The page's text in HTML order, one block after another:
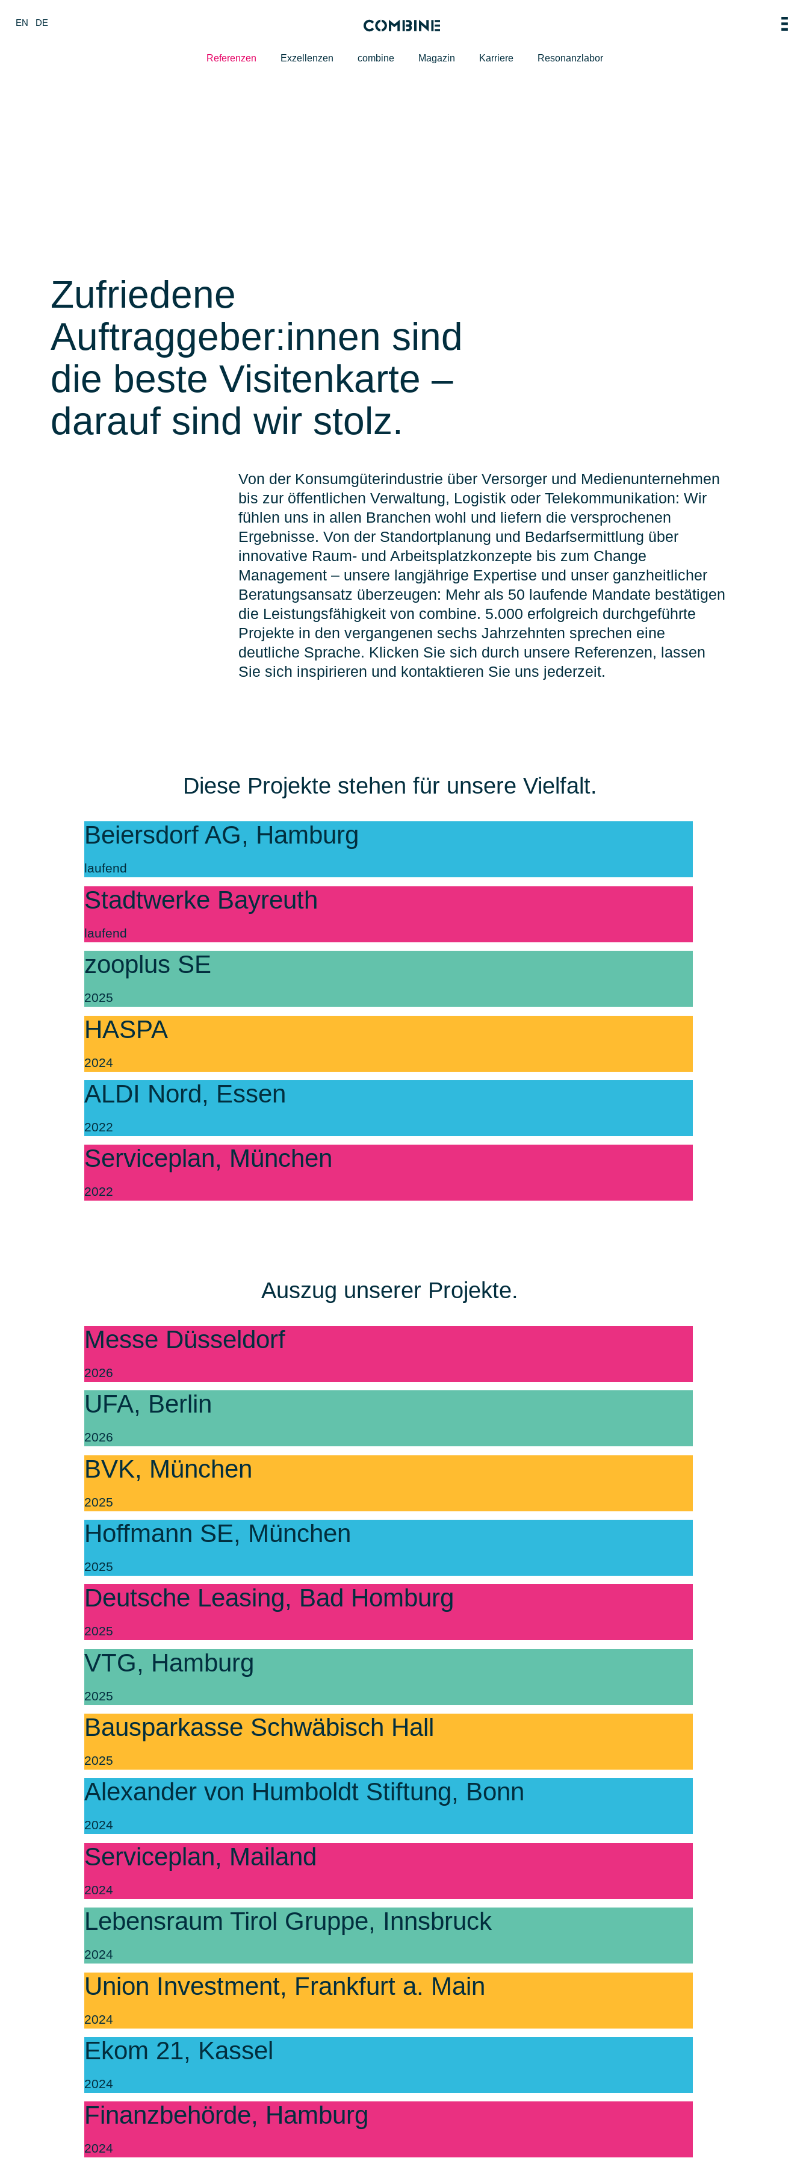
EN DE
Referenzen Exzellenzen combine Magazin Karriere Resonanzlabor
Zufriedene
Auftraggeber:innen sind
die beste Visitenkarte –
darauf sind wir stolz.
Von der Konsumgüterindustrie über Versorger und Medienunternehmen
bis zur öffentlichen Verwaltung, Logistik oder Telekommunikation: Wir
fühlen uns in allen Branchen wohl und liefern die versprochenen
Ergebnisse. Von der Standortplanung und Bedarfsermittlung über
innovative Raum- und Arbeitsplatzkonzepte bis zum Change
Management – unsere langjährige Expertise und unser ganzheitlicher
Beratungsansatz überzeugen: Mehr als 50 laufende Mandate bestätigen
die Leistungsfähigkeit von combine. 5.000 erfolgreich durchgeführte
Projekte in den vergangenen sechs Jahrzehnten sprechen eine
deutliche Sprache. Klicken Sie sich durch unsere Referenzen, lassen
Sie sich inspirieren und kontaktieren Sie uns jederzeit.
Diese Projekte stehen für unsere Vielfalt.
Beiersdorf AG, Hamburg
laufend
Stadtwerke Bayreuth
laufend
zooplus SE
2025
HASPA
2024
ALDI Nord, Essen
2022
Serviceplan, München
2022
Auszug unserer Projekte.
Messe Düsseldorf
2026
UFA, Berlin
2026
BVK, München
2025
Hoffmann SE, München
2025
Deutsche Leasing, Bad Homburg
2025
VTG, Hamburg
2025
Bausparkasse Schwäbisch Hall
2025
Alexander von Humboldt Stiftung, Bonn
2024
Serviceplan, Mailand
2024
Lebensraum Tirol Gruppe, Innsbruck
2024
Union Investment, Frankfurt a. Main
2024
Ekom 21, Kassel
2024
Finanzbehörde, Hamburg
2024